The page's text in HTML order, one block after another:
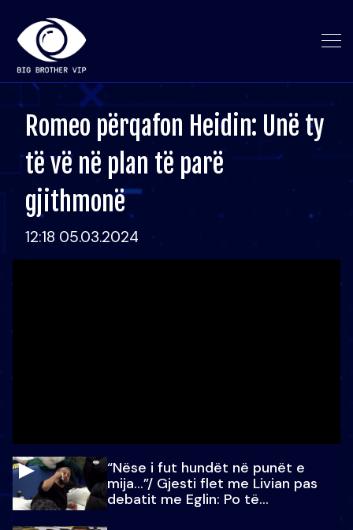
Romeo përqafon Heidin: Unë ty
të vë në plan të parë
gjithmonë
12:18 05.03.2024
“Nëse i fut hundët në punët e
mija…”/ Gjesti flet me Livian pas
debatit me Eglin: Po të